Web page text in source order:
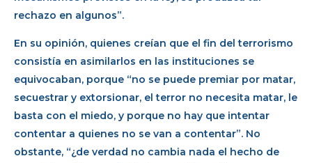
rechazo en algunos”.
En su opinión, quienes creían que el fin del terrorismo
consistía en asimilarlos en las instituciones se
equivocaban, porque “no se puede premiar por matar,
secuestrar y extorsionar, el terror no necesita matar, le
basta con el miedo, y porque no hay que intentar
contentar a quienes no se van a contentar”. No
obstante, “¿de verdad no cambia nada el hecho de